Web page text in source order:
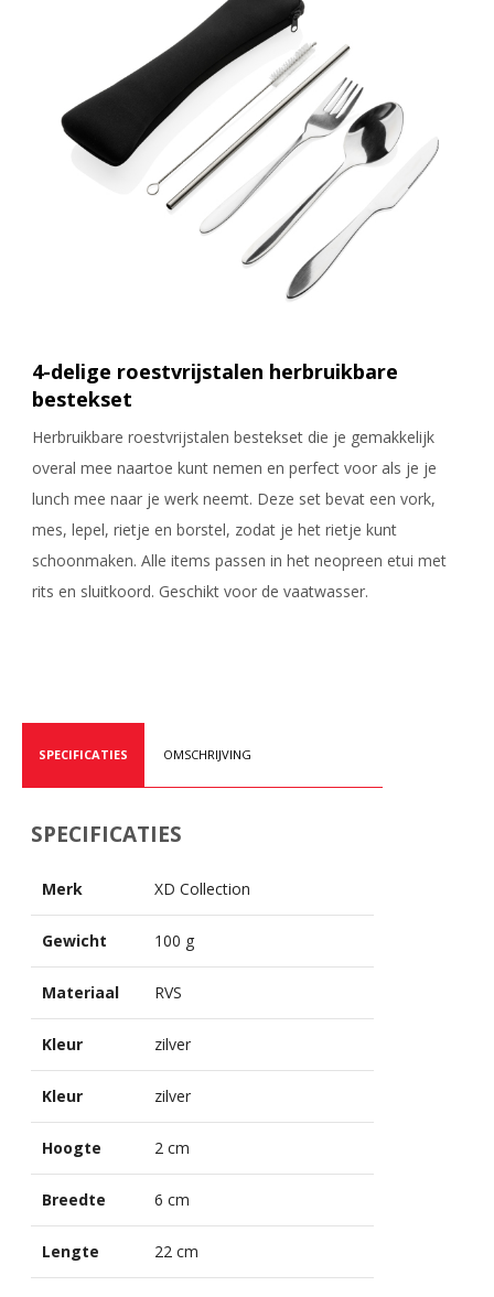
4-delige roestvrijstalen herbruikbare
bestekset
Herbruikbare roestvrijstalen bestekset die je gemakkelijk
overal mee naartoe kunt nemen en perfect voor als je je
lunch mee naar je werk neemt. Deze set bevat een vork,
mes, lepel, rietje en borstel, zodat je het rietje kunt
schoonmaken. Alle items passen in het neopreen etui met
rits en sluitkoord. Geschikt voor de vaatwasser.
SPECIFICATIES OMSCHRIJVING
SPECIFICATIES
Merk XD Collection
Gewicht 100 g
Materiaal RVS
Kleur zilver
Kleur zilver
Hoogte 2 cm
Breedte 6 cm
Lengte 22 cm